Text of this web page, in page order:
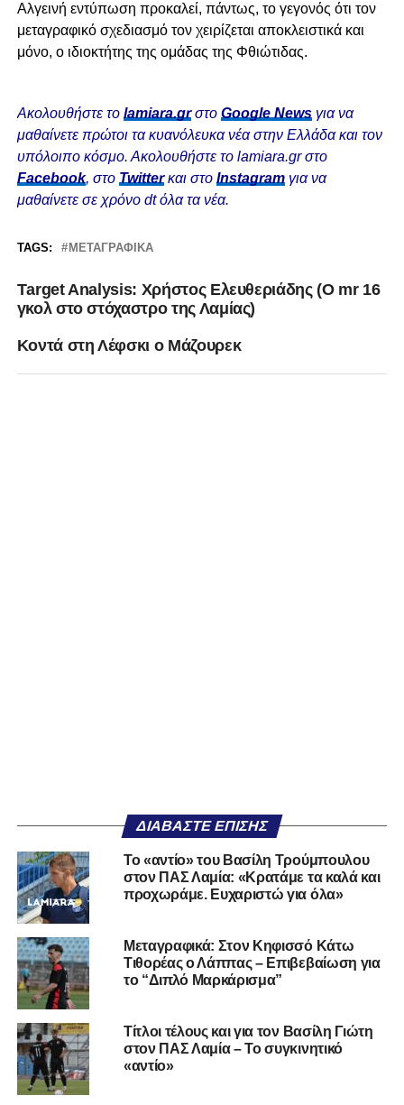
Αλγεινή εντύπωση προκαλεί, πάντως, το γεγονός ότι τον
μεταγραφικό σχεδιασμό τον χειρίζεται αποκλειστικά και
μόνο, ο ιδιοκτήτης της ομάδας της Φθιώτιδας.
Ακολουθήστε το lamiara.grστο Google Newsγια να
μαθαίνετε πρώτοι τα κυανόλευκα νέα στην Ελλάδα και τον
υπόλοιπο κόσμο. Ακολουθήστε το lamiara.gr στο
Facebook, στο Twitterκαι στο Instagram για να
μαθαίνετε σε χρόνο dt όλα τα νέα.
TAGS: ΜΕΤΑΓΡΑΦΙΚΆ
Τarget Analysis: Χρήστος Ελευθεριάδης (Ο mr 16
γκολ στο στόχαστρο της Λαμίας)
Κοντά στη Λέφσκι ο Μάζουρεκ
ΔΙΑΒΆΣΤΕ ΕΠΊΣΗΣ
Το «αντίο» του Βασίλη Τρούμπουλου
στον ΠΑΣ Λαμία: «Κρατάμε τα καλά και
προχωράμε. Ευχαριστώ για όλα»
Μεταγραφικά: Στον Κηφισσό Κάτω
Τιθορέας ο Λάππας – Επιβεβαίωση για
το “Διπλό Μαρκάρισμα”
Τίτλοι τέλους και για τον Βασίλη Γιώτη
στον ΠΑΣ Λαμία – Το συγκινητικό
«αντίο»